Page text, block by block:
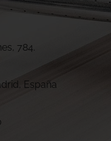
784.
España